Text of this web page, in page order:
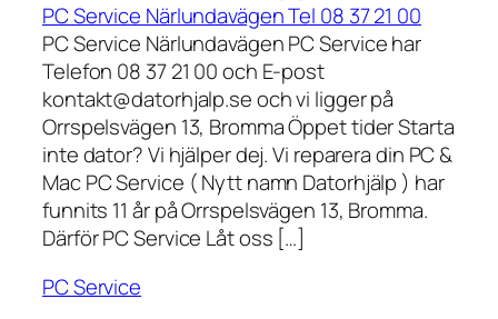
PC Service Närlundavägen Tel 08 37 21 00
PC Service Närlundavägen PC Service har
Telefon 08 37 21 00 och E-post
kontakt@datorhjalp.se och vi ligger på
Orrspelsvägen 13, Bromma Öppet tider Starta
inte dator? Vi hjälper dej. Vi reparera din PC &
Mac PC Service ( Nytt namn Datorhjälp ) har
funnits 11 år på Orrspelsvägen 13, Bromma.
Därför PC Service Låt oss […]
PC Service